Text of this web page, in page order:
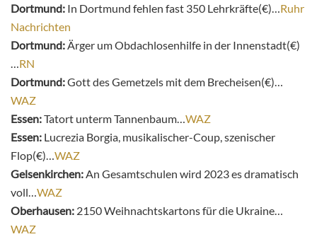
Dortmund: In Dortmund fehlen fast 350 Lehrkräfte(€)… Ruhr
Nachrichten
Dortmund: Ärger um Obdachlosenhilfe in der Innenstadt(€)
RN
Dortmund:Gott des Gemetzels mit dem Brecheisen(€)…
WAZ
Essen:Tatort unterm Tannenbaum… WAZ
Essen: Lucrezia Borgia, musikalischer-Coup, szenischer
Flop(€)… WAZ
Gelsenkirchen: An Gesamtschulen wird 2023 es dramatisch
voll… WAZ
Oberhausen: 2150 Weihnachtskartons für die Ukraine…
WAZ